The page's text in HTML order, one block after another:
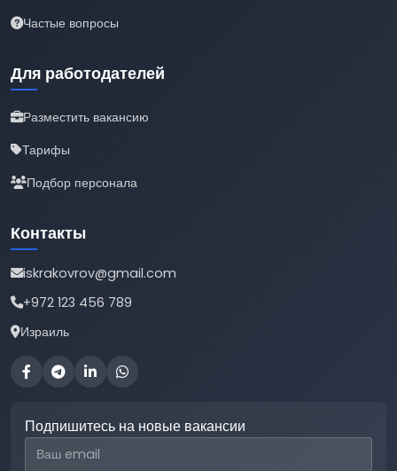
Частые вопросы
Для работодателей
Разместить вакансию
Тарифы
Подбор персонала
Контакты
iskrakovrov@gmail.com
+972 123 456 789
Израиль
Подпишитесь на новые вакансии
Email для подписки